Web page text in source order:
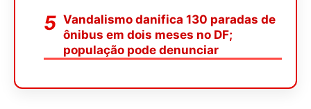
Vandalismo danifica 130 paradas de
ônibus em dois meses no DF;
população pode denunciar